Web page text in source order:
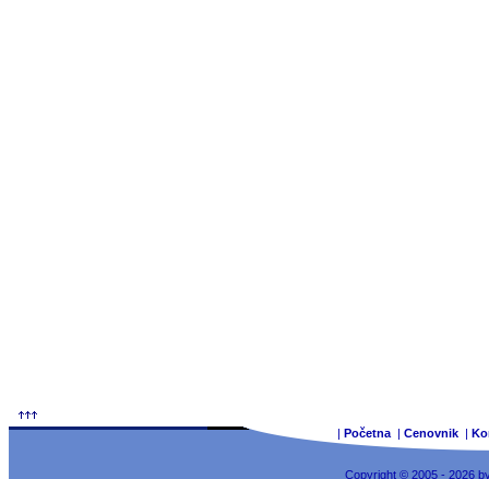
| Početna | Cenovnik |
Copyright © 2005 - 2026